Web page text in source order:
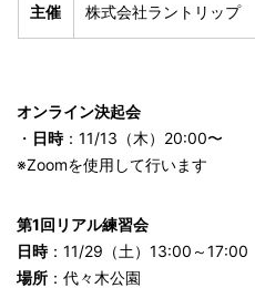
主催 株式会社ラントリップ
オンライン決起会
・ 日時：11/13（木）20:00〜
※Zoomを使用して行います
第1回リアル練習会
日時：11/29（土）13:00～17:00
場所 ：代々木公園